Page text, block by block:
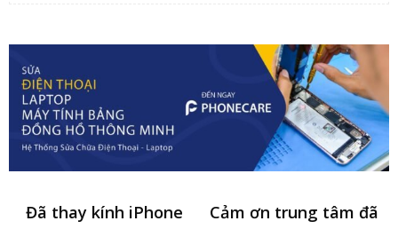
Đã thay kính iPhone
Cảm ơn trung tâm đã